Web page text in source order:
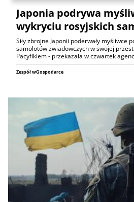
Japonia podrywa
wykryciu rosyjskich
Siły zbrojne Japonii poderwały myśliwce
samolotów zwiadowczych w swojej
Pacyfikiem - przekazała w czwartek
Zespół wGospodarce